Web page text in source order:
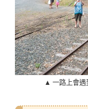
▲ 一路上會遇